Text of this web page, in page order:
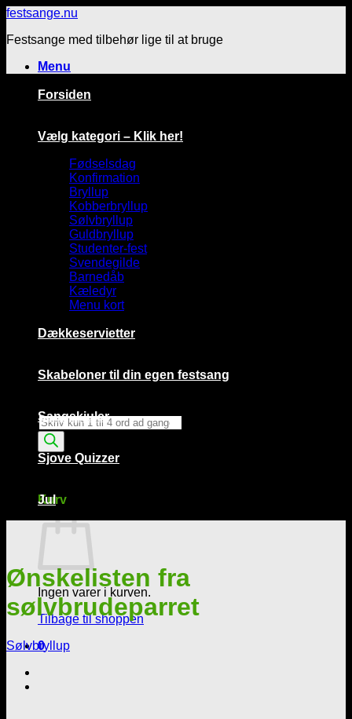
Fortsæt
indhold
festsange.nu
Festsange med tilbehør lige til at bruge
Menu
Products
search
Kurv
Ingen varer i kurven.
Tilbage til shoppen
0
Forsiden
Vælg kategori – Klik her!
Fødselsdag
Konfirmation
Bryllup
Kobberbryllup
Sølvbryllup
Guldbryllup
Studenter-fest
Svendegilde
Barnedåb
Kæledyr
Menu kort
Dækkeservietter
Skabeloner til din egen festsang
Sangskjuler
Sjove Quizzer
Jul
Ønskelisten fra
sølvbrudeparret
Sølvbryllup